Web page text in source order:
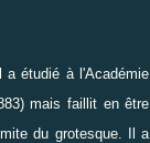
a étudié à l'Académie
mais faillit en être
du grotesque. Il a